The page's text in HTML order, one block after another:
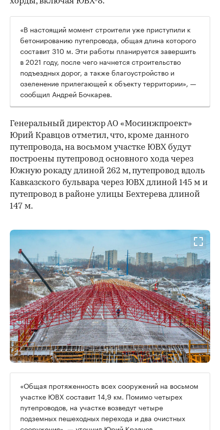
«В настоящий момент строители уже приступили к
бетонированию путепровода, общая длина которого
составит 310 м. Эти работы планируется завершить
в 2021 году, после чего начнется строительство
подъездных дорог, а также благоустройство и
озеленение прилегающей к объекту территории», —
сообщил Андрей Бочкарев.
Генеральный директор АО «Мосинжпроект»
Юрий Кравцов отметил, что, кроме данного
путепровода, на восьмом участке ЮВХ будут
построены путепровод основного хода через
Южную рокаду длиной 262 м, путепровод вдоль
Кавказского бульвара через ЮВХ длиной 145 м и
путепровод в районе улицы Бехтерева длиной
147 м.
00:00 / 00:00
«Общая протяженность всех сооружений на восьмом
участке ЮВХ составит 14,9 км. Помимо четырех
путепроводов, на участке возведут четыре
подземных пешеходных перехода и два очистных